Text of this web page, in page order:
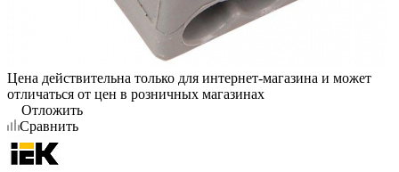
Цена действительна только для интернет-магазина и может
отличаться от цен в розничных магазинах
Отложить
Сравнить